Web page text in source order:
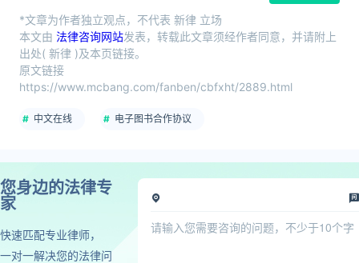
*文章为作者独立观点，不代表 新律 立场
本文由 法律咨询网站发表，转载此文章须经作者同意，并请附上
出处( 新律 )及本页链接。
原文链接
https://www.mcbang.com/fanben/cbfxht/2889.html
中文在线 电子图书合作协议
您身边的法律专
家
快速匹配专业律师，
一对一解决您的法律问